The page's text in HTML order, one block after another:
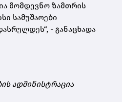
მომდევნო ზამთრის
სამუშაოები
- განაცხადა
ადმინისტრაცია